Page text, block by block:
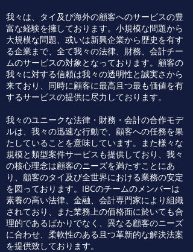
我々は、タイ及び海外の顧客へのサービスの豊
富な経験を擁しております。小規模な問題から
大規模な問題、或いは新興企業から歴史を有す
る企業まで、全て我々の法律、財務、会計チー
ムのサービスの対象となっております。顧客の
我々に対する信頼は我々の透明性と誠実さから
来ており、同時に顧客に最高且つ最も価値を有
するサービスの提供に尽力しております。
我々のユニークな法律・財務・会計の合作モデ
ルは、我々の迅速な行動で、顧客への任務を果
たしていることを意味しています。また様々な
規模と類型案件サービスも提供しており、我々
の核心理念は顧客のニーズを満たすことにあ
り、顧客のタイ及び全世界における業務の安定
を図っております。IBCのチームのメンバーは
素養の高い法律、金融、会計専門家により組織
されており、また業務上の価格面に於いても合
理的であるばかりでなく、異なる顧客のニーズ
に合わせ、柔軟性のある且つ革新的な解決法案
を提供致しております。